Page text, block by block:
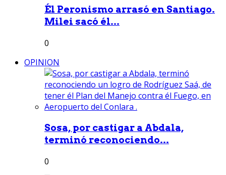
Él Peronismo arrasó en Santiago.
Milei sacó él...
0
OPINION
Sosa, por castigar a Abdala,
terminó reconociendo...
0